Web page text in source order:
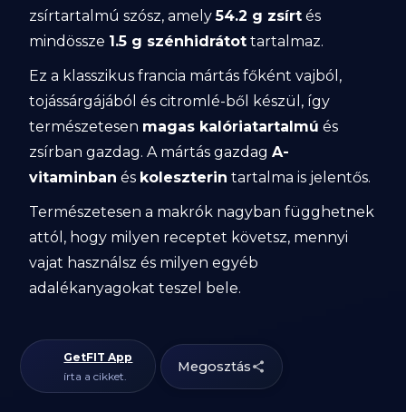
zsírtartalmú szósz, amely54.2 g zsírt és
mindössze 1.5 g szénhidrátot tartalmaz.
Ez a klasszikus francia mártás főként vajból,
tojássárgájából és citromlé-ből készül, így
természetesen magas kalóriatartalmú és
zsírban gazdag. A mártás gazdagA-
vitaminban és koleszterin tartalma is jelentős.
Természetesen a makrók nagyban függhetnek
attól, hogy milyen receptet követsz, mennyi
vajat használsz és milyen egyéb
adalékanyagokat teszel bele.
GetFIT App
írta a cikket.
Megosztás